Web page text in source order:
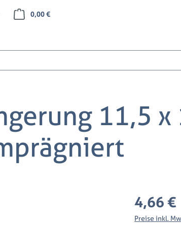
0,00 €Warenkorb enthält 0 Positionen. Der
11,5 x
Regulärer Preis:
4,66 €
Preise inkl.